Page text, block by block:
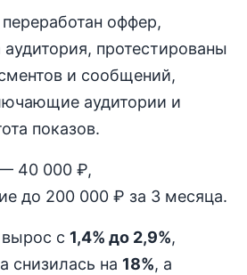
оффер,
аудитория, протестированы
и сообщений,
аудитории и
показов.
40 000 ₽,
до 200 000 ₽ за 3 месяца.
вырос с 1,4% до 2,9%,
снизилась на 18%, а